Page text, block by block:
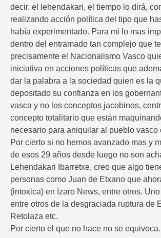
decir. el lehendakari, el tiempo lo dirá,
realizando acción política del tipo que
había experimentado. Para mi lo mas
dentro del entramado tan complejo que
precisamente el Nacionalismo Vasco
iniciativa en acciones políticas que
dar la palabra a la sociedad quien es la
depositado su confianza en los
vasca y no los conceptos jacobinos,
concepto totalitario que están
necesario para aniquilar al pueblo vasco
Por cierto si no hemos avanzado mas y
de esos 29 años desde luego no son
Lehendakari Ibarretxe, creo que algo
personas como Juan de Etxano que
(intoxica) en Izaro News, entre otros.
entre otros de la desgraciada ruptura de
Retolaza etc.
Por cierto el que no hace no se equivoca.